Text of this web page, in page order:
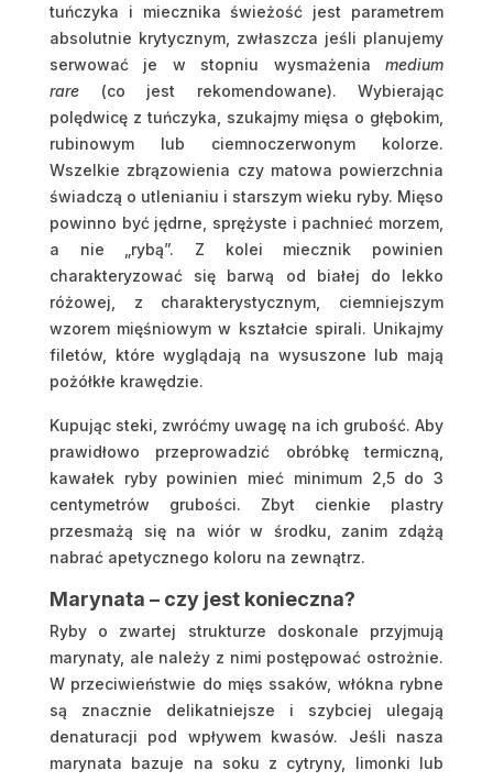
tuńczyka i miecznika świeżość jest parametrem
absolutnie krytycznym, zwłaszcza jeśli planujemy
serwować je w stopniu wysmażenia medium
rare (co jest rekomendowane). Wybierając
polędwicę z tuńczyka, szukajmy mięsa o głębokim,
rubinowym lub ciemnoczerwonym kolorze.
Wszelkie zbrązowienia czy matowa powierzchnia
świadczą o utlenianiu i starszym wieku ryby. Mięso
powinno być jędrne, sprężyste i pachnieć morzem,
a nie „rybą”. Z kolei miecznik powinien
charakteryzować się barwą od białej do lekko
różowej, z charakterystycznym, ciemniejszym
wzorem mięśniowym w kształcie spirali. Unikajmy
filetów, które wyglądają na wysuszone lub mają
pożółkłe krawędzie.
Kupując steki, zwróćmy uwagę na ich grubość. Aby
prawidłowo przeprowadzić obróbkę termiczną,
kawałek ryby powinien mieć minimum 2,5 do 3
centymetrów grubości. Zbyt cienkie plastry
przesmażą się na wiór w środku, zanim zdążą
nabrać apetycznego koloru na zewnątrz.
Marynata – czy jest konieczna?
Ryby o zwartej strukturze doskonale przyjmują
marynaty, ale należy z nimi postępować ostrożnie.
W przeciwieństwie do mięs ssaków, włókna rybne
są znacznie delikatniejsze i szybciej ulegają
denaturacji pod wpływem kwasów. Jeśli nasza
marynata bazuje na soku z cytryny, limonki lub